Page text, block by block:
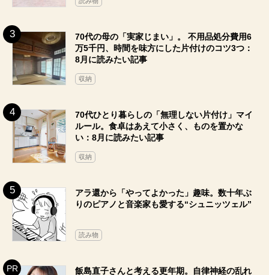
70代の母の「実家じまい」。 不用品処分費用6
万5千円、時間を味方にした片付けのコツ3つ：
8月に読みたい記事
収納
70代ひとり暮らしの「無理しない片付け」マイ
ルール。食卓はあえて小さく、ものを置かな
い：8月に読みたい記事
収納
アラ還から「やってよかった」趣味。数十年ぶ
りのピアノと音楽家も愛する“シュニッツェル”
読み物
飯島直子さんと考える更年期。自律神経の乱れ